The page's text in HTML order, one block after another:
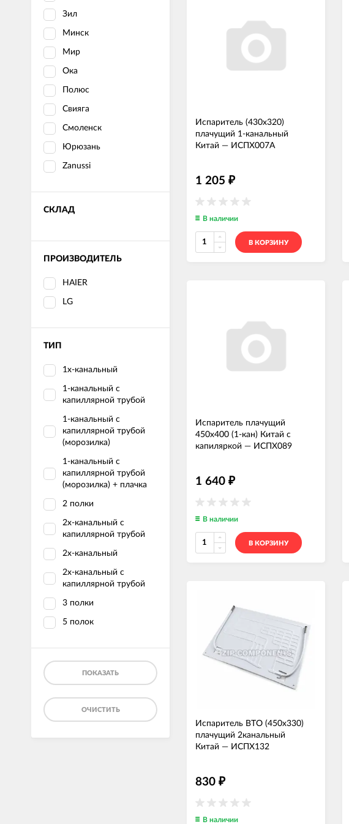
Зил
Минск
Мир
Ока
Полюс
Свияга
Смоленск
Юрюзань
Zanussi
СКЛАД
ПРОИЗВОДИТЕЛЬ
HAIER
LG
ТИП
1х-канальный
1-канальный с
капиллярной трубой
1-канальный с
капиллярной трубой
(морозилка)
1-канальный с
капиллярной трубой
(морозилка) + плачка
2 полки
2x-канальный с
капиллярной трубой
2х-канальный
2х-канальный с
капиллярной трубой
3 полки
5 полок
ПОКАЗАТЬ
ОЧИСТИТЬ
Испаритель (430x320)
плачущий 1-канальный
Китай — ИСПХ007А
1 205 ₽
В наличии
В КОРЗИНУ
Испаритель плачущий
450x400 (1-кан) Китай с
капиляркой — ИСПХ089
1 640 ₽
В наличии
В КОРЗИНУ
Испаритель ВТО (450x330)
плачущий 2канальный
Китай — ИСПХ132
830 ₽
В наличии